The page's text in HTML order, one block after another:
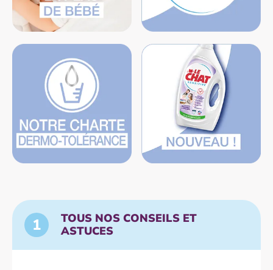
1
TOUS NOS CONSEILS ET
ASTUCES